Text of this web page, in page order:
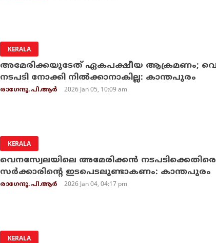
KERALA
അമേരിക്കയുടേത് ഏകപക്ഷീയ ആക്രമണം;
നടപടി നോക്കി നില്‍ക്കാനാകില്ല: കാന്തപുരം
രാഗേന്ദു. പി.ആര്‍ 2026 Jan 05, 10:09 am
KERALA
വെനസ്വേലയിലെ അമേരിക്കന്‍
സര്‍ക്കാരിന്റെ ഇടപെടലുണ്ടാകണം: കാന്തപുരം
രാഗേന്ദു. പി.ആര്‍ 2026 Jan 04, 04:17 pm
KERALA